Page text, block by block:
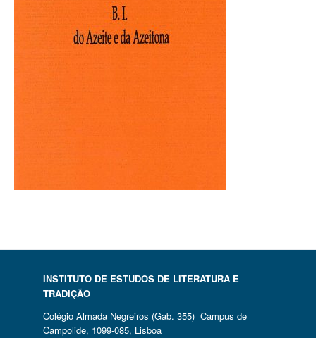
INSTITUTO DE ESTUDOS DE LITERATURA E
TRADIÇÃO
Colégio Almada Negreiros (Gab. 355) Campus de
Campolide, 1099-085, Lisboa